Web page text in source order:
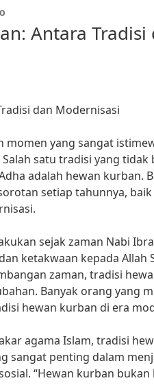
Antara Tradisi
dan Modernisasi
momen yang sangat
satu tradisi yang tidak
adalah hewan kurban.
setiap tahunnya,
sejak zaman Nabi
ketakwaan kepada Allah
zaman, tradisi
Banyak orang yang
hewan kurban di era
agama Islam, tradisi
sangat penting dalam
“Hewan kurban bukan